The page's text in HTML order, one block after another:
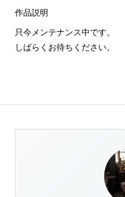
作品説明
只今メンテナンス中です。
しばらくお待ちください。